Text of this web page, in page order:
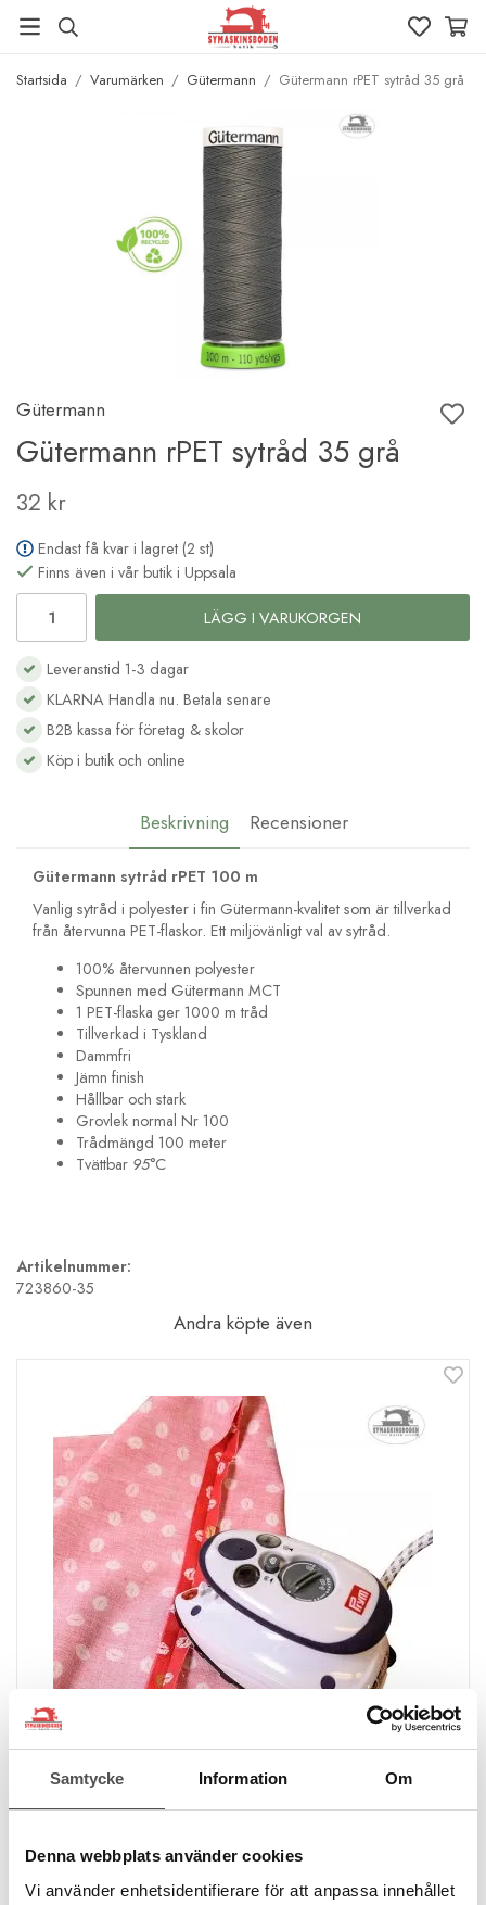
Samtycke Information Om
Denna webbplats använder cookies
Vi använder enhetsidentifierare för att anpassa innehållet
Startsida / Varumärken / Gütermann / Gütermann rPET sytråd 35 grå
Gütermann
Gütermann rPET sytråd 35 grå
32 kr
Endast få kvar i lagret (2 st)
Finns även i vår butik i Uppsala
LÄGG I VARUKORGEN
Leveranstid 1-3 dagar
KLARNA Handla nu. Betala senare
B2B kassa för företag & skolor
Köp i butik och online
Beskrivning Recensioner
Gütermann sytråd rPET 100 m
Vanlig sytråd i polyester i fin Gütermann-kvalitet som är tillverkad
från återvunna PET-flaskor. Ett miljövänligt val av sytråd.
100% återvunnen polyester
Spunnen med Gütermann MCT
1 PET-flaska ger 1000 m tråd
Tillverkad i Tyskland
Dammfri
Jämn finish
Hållbar och stark
Grovlek normal Nr 100
Trådmängd 100 meter
Tvättbar 95°C
Artikelnummer:
723860-35
Andra köpte även
Litet ångstrykjärn
130 x 75 mm